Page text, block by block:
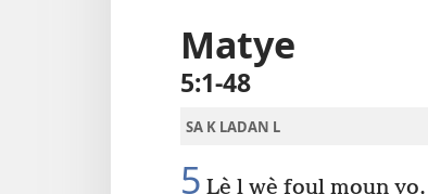
Matye
5​:​1-48
SA K LADAN L
5 Lè l wè foul moun